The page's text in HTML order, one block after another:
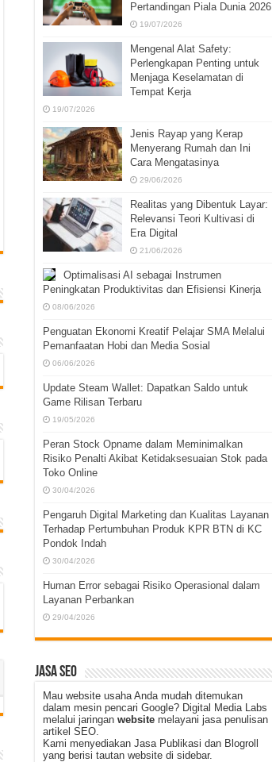
Pertandingan Piala Dunia 2026
19/07/2026
Mengenal Alat Safety:
Perlengkapan Penting untuk
Menjaga Keselamatan di
Tempat Kerja
19/07/2026
Jenis Rayap yang Kerap
Menyerang Rumah dan Ini
Cara Mengatasinya
29/06/2026
Realitas yang Dibentuk Layar:
Relevansi Teori Kultivasi di
Era Digital
21/06/2026
Optimalisasi AI sebagai Instrumen
Peningkatan Produktivitas dan Efisiensi Kinerja
08/06/2026
Penguatan Ekonomi Kreatif Pelajar SMA Melalui
Pemanfaatan Hobi dan Media Sosial
06/06/2026
Update Steam Wallet: Dapatkan Saldo untuk
Game Rilisan Terbaru
19/05/2026
Peran Stock Opname dalam Meminimalkan
Risiko Penalti Akibat Ketidaksesuaian Stok pada
Toko Online
30/04/2026
Pengaruh Digital Marketing dan Kualitas Layanan
Terhadap Pertumbuhan Produk KPR BTN di KC
Pondok Indah
30/04/2026
Human Error sebagai Risiko Operasional dalam
Layanan Perbankan
29/04/2026
JASA SEO
Mau website usaha Anda mudah ditemukan
dalam mesin pencari Google? Digital Media Labs
melalui jaringan website melayani jasa penulisan
artikel SEO.
Kami menyediakan Jasa Publikasi dan Blogroll
yang berisi tautan website di sidebar.